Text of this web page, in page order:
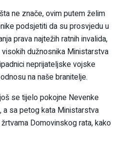
ne znače, ovim putem želim
podsjetiti da su prosvjedu u
prava najtežih ratnih invalida,
dužnosnika Ministarstva
neprijateljske vojske
na naše branitelje.
se tijelo pokojne Nevenke
a sa petog kata Ministarstva
Domovinskog rata, kako